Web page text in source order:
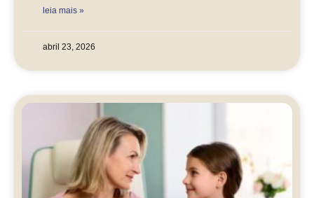
leia mais »
abril 23, 2026